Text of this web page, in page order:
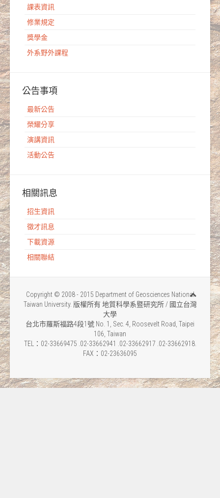
課表資訊
修業規定
獎學金
外系野外課程
公告事項
最新公告
榮耀分享
演講資訊
活動公告
相關訊息
招生資訊
徵才訊息
下載資源
相關聯結
Copyright © 2008 - 2015 Department of Geosciences National
Taiwan University. 版權所有 地質科學系暨研究所 / 國立台灣
大學
台北市羅斯福路4段1號 No. 1, Sec. 4, Roosevelt Road, Taipei
106, Taiwan
TEL：02-33669475 .02-33662941 .02-33662917 .02-33662918.
FAX：02-23636095